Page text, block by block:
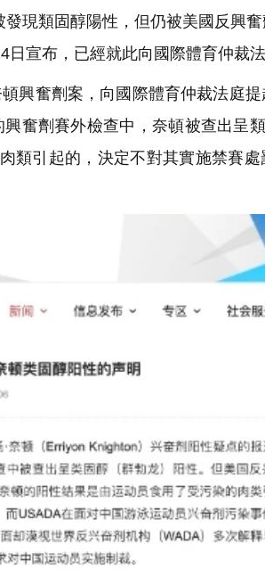
現類固醇陽性，但仍被美國反興
宣布，已經就此向國際體育仲裁法
興奮劑案，向國際體育仲裁法庭
奮劑賽外檢查中，奈頓被查出呈
類引起的，決定不對其實施禁賽